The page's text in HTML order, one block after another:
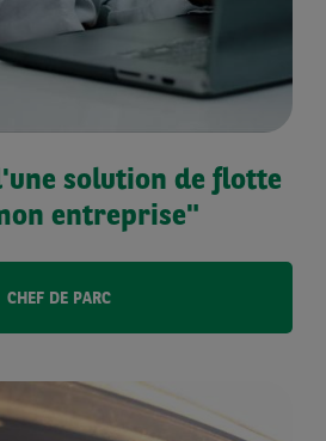
solution de flotte
entreprise"
CHEF DE PARC